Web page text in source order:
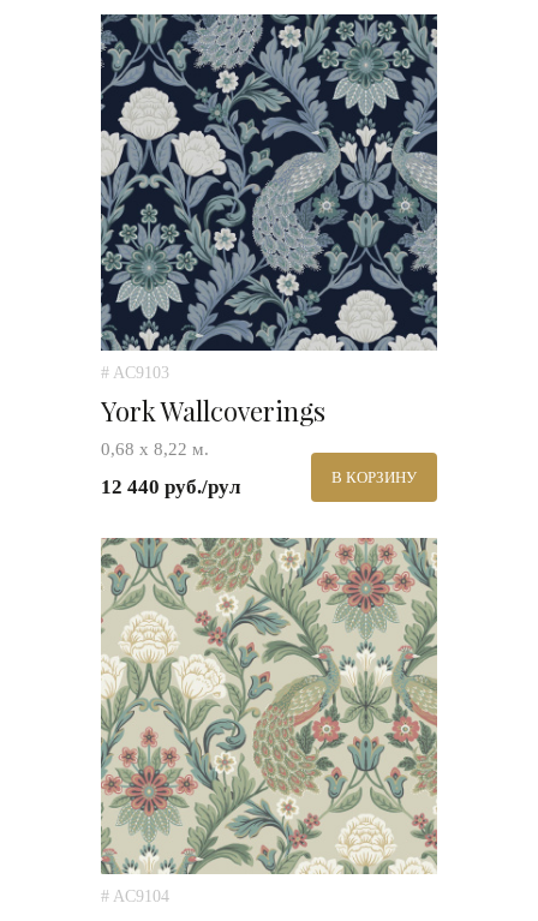
# AC9103
York Wallcoverings
0,68 х 8,22 м.
12 440 руб./рул В КОРЗИНУ
# AC9104